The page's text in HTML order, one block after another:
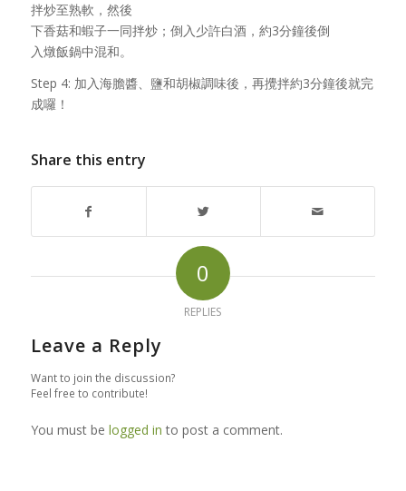
拌炒至熟軟，然後
下香菇和蝦子一同拌炒；倒入少許白酒，約3分鐘後倒
入燉飯鍋中混和。
Step 4: 加入海膽醬、鹽和胡椒調味後，再攪拌約3分鐘後就完
成囉！
Share this entry
0
REPLIES
Leave a Reply
Want to join the discussion?
Feel free to contribute!
You must be logged in to post a comment.